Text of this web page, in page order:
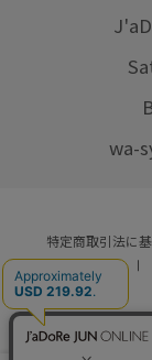
wa-
特定商取引法に
ご利用規約